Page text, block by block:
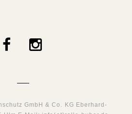
GmbH & Co. KG Eberhard-